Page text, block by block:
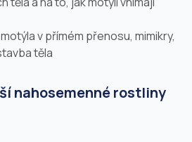
v přímém přenosu, mimikry,
těla
nahosemenné rostliny